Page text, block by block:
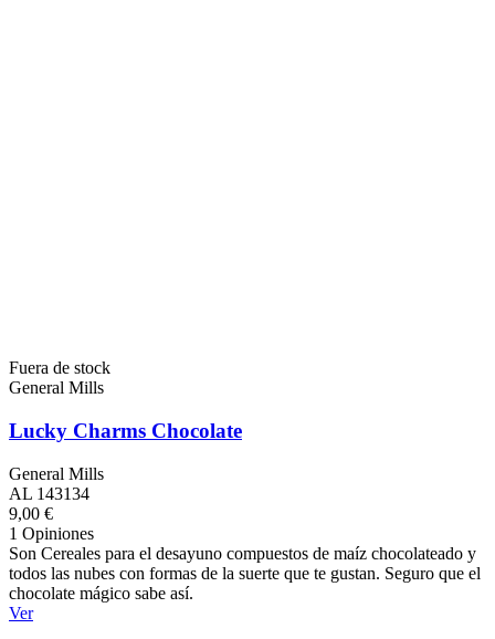
Fuera de stock
General Mills
Lucky Charms Chocolate
General Mills
AL 143134
9,00 €
1 Opiniones
Son Cereales para el desayuno compuestos de maíz chocolateado y
todos las nubes con formas de la suerte que te gustan. Seguro que el
chocolate mágico sabe así.
Ver